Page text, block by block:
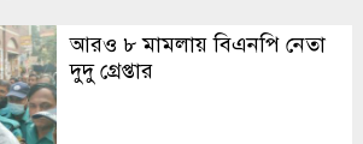
আরও ৮ মামলায় বিএনপি নেতা
দুদু গ্রেপ্তার